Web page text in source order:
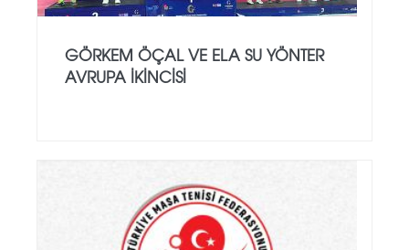
GÖRKEM ÖÇAL VE ELA SU YÖNTER
AVRUPA İKINCISI